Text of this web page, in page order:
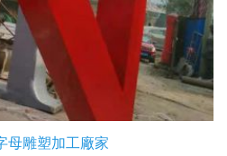
母雕塑加工廠家